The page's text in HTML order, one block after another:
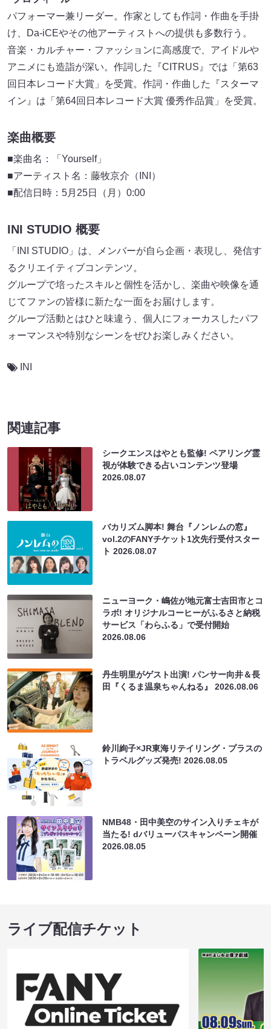
パフォーマー兼リーダー。作家としても作詞・作曲を手掛
け、Da-iCEやその他アーティストへの提供も多数行う。
音楽・カルチャー・ファッションに高感度で、アイドルや
アニメにも造詣が深い。作詞した『CITRUS』では「第63
回日本レコード大賞」を受賞。作詞・作曲した『スターマ
イン』は「第64回日本レコード大賞 優秀作品賞」を受賞。
楽曲概要
■楽曲名：「Yourself」
■アーティスト名：藤牧京介（INI）
■配信日時：5月25日（月）0:00
INI STUDIO 概要
「INI STUDIO」は、メンバーが自ら企画・表現し、発信す
るクリエイティブコンテンツ。
グループで培ったスキルと個性を活かし、楽曲や映像を通
じてファンの皆様に新たな一面をお届けします。
グループ活動とはひと味違う、個人にフォーカスしたパフ
ォーマンスや特別なシーンをぜひお楽しみください。
INI
関連記事
シークエンスはやとも監修! ペアリング霊
視が体験できる占いコンテンツ登場
2026.08.07
バカリズム脚本! 舞台『ノンレムの窓』
vol.2のFANYチケット1次先行受付スター
ト2026.08.07
ニューヨーク・嶋佐が地元富士吉田市とコ
ラボ! オリジナルコーヒーがふるさと納税
サービス「わらふる」で受付開始
2026.08.06
丹生明里がゲスト出演! パンサー向井＆長
田『くるま温泉ちゃんねる』2026.08.06
鈴川絢子×JR東海リテイリング・プラスの
トラベルグッズ発売!2026.08.05
NMB48・田中美空のサイン入りチェキが
当たる! dバリューパスキャンペーン開催
2026.08.05
ライブ配信チケット